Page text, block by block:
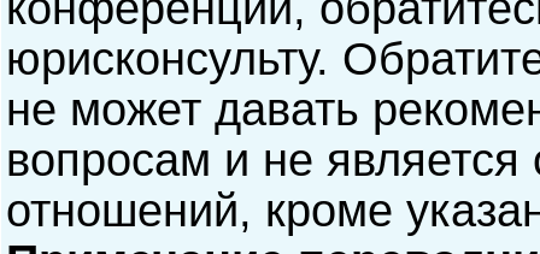
юрисконсульту.
не может давать
вопросам и не
отношений, кроме